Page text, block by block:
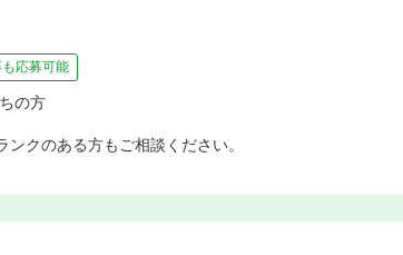
応募可能
の方
クのある方もご相談ください。